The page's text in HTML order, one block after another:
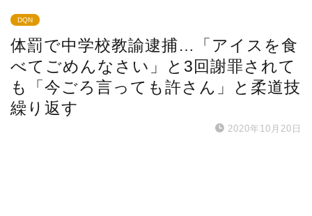
DQN
体罰で中学校教諭逮捕…「アイスを食
べてごめんなさい」と3回謝罪されて
も「今ごろ言っても許さん」と柔道技
繰り返す
2020年10月20日